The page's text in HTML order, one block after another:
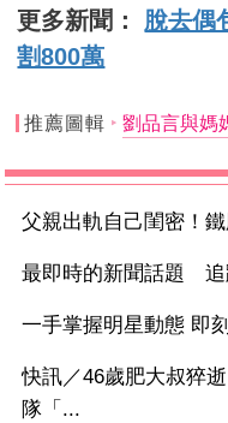
更多新聞： 脫去偶
割800萬
推薦圖輯 劉品言與媽
父親出軌自己閨密！
最即時的新聞話題 追
一手掌握明星動態 即
快訊／46歲肥大叔猝
隊「...